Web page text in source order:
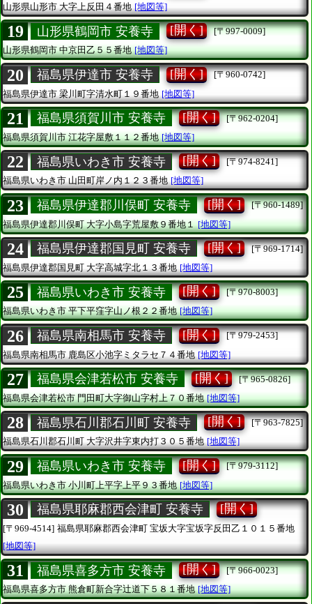
山形県山形市 大字上反田４番地 [地図等]
19 山形県鶴岡市 安養寺 [開く]
[〒997-0009]
山形県鶴岡市中京田乙５５番地 [地図等]
20 福島県伊達市 安養寺 [開く]
[〒960-0742]
福島県伊達市 梁川町字清水町１９番地 [地図等]
21 福島県須賀川市 安養寺 [開く]
[〒962-0204]
福島県須賀川市江花字屋敷１１２番地 [地図等]
22 福島県いわき市 安養寺 [開く]
[〒974-8241]
福島県いわき市山田町岸ノ内１２３番地 [地図等]
23 福島県伊達郡川俣町 安養寺 [開く]
[〒960-1489]
福島県伊達郡川俣町大字小島字荒屋敷９番地１ [地図等]
24 福島県伊達郡国見町 安養寺 [開く]
[〒969-1714]
福島県伊達郡国見町 大字高城字北１３番地 [地図等]
25 福島県いわき市 安養寺 [開く]
[〒970-8003]
福島県いわき市平下平窪字山ノ根２２番地 [地図等]
26 福島県南相馬市 安養寺 [開く]
[〒979-2453]
福島県南相馬市 鹿島区小池字ミタラセ７４番地 [地図等]
27 福島県会津若松市 安養寺 [開く]
[〒965-0826]
福島県会津若松市門田町大字御山字村上７０番地 [地図等]
28 福島県石川郡石川町 安養寺 [開く]
[〒963-7825]
福島県石川郡石川町大字沢井字東内打３０５番地 [地図等]
29 福島県いわき市 安養寺 [開く]
[〒979-3112]
福島県いわき市小川町上平字上平９３番地 [地図等]
30 福島県耶麻郡西会津町 安養寺 [開く]
[〒969-4514] 福島県耶麻郡西会津町 宝坂大字宝坂字反田乙１０１５番地
[地図等]
31 福島県喜多方市 安養寺 [開く]
[〒966-0023]
福島県喜多方市熊倉町新合字辻道下５８１番地 [地図等]